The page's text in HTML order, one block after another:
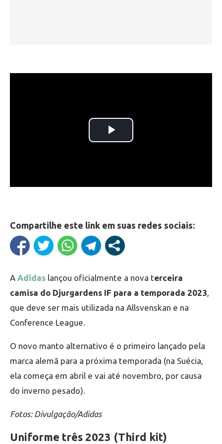
Compartilhe este link em suas redes sociais:
A Adidas lançou oficialmente a nova terceira
camisa do Djurgardens IF para a temporada 2023,
que deve ser mais utilizada na Allsvenskan e na
Conference League.
O novo manto alternativo é o primeiro lançado pela
marca alemã para a próxima temporada (na Suécia,
ela começa em abril e vai até novembro, por causa
do inverno pesado).
Fotos: Divulgação/Adidas
Uniforme três 2023 (Third kit)